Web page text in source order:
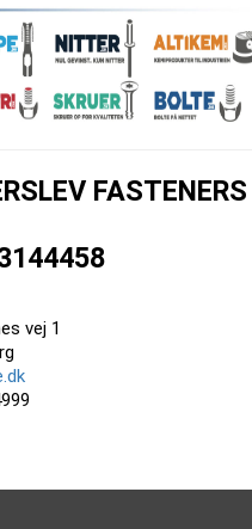
FASTENERS
vej 1